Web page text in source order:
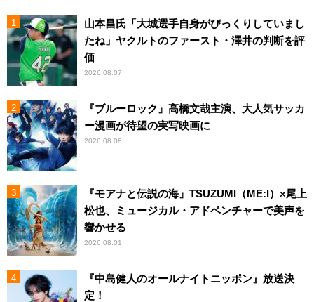
山本昌氏「大城選手自身がびっくりしていまし
たね」ヤクルトのファースト・澤井の判断を評
価
2026.08.07
『ブルーロック』高橋文哉主演、大人気サッカ
ー漫画が待望の実写映画に
2026.08.08
『モアナと伝説の海』TSUZUMI（ME:I）×尾上
松也、ミュージカル・アドベンチャーで美声を
響かせる
2026.08.01
『中島健人のオールナイトニッポン』放送決
定！